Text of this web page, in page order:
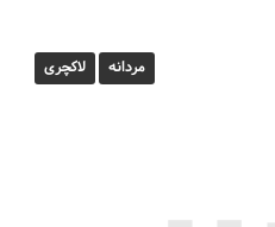
مردانه لاکچری